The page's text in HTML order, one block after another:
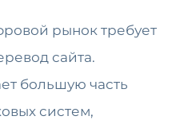
рынок требует
сайта.
большую часть
систем,